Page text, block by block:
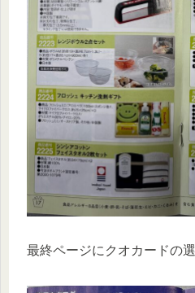
最終ページにクオカードの